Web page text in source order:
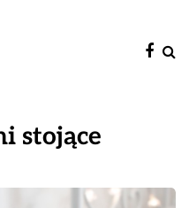
stojące